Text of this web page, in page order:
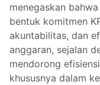
menegaskan
bentuk komitmen
akuntabilitas, dan
anggaran, sejalan
mendorong
khususnya dalam